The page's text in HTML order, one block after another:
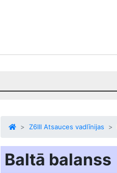
Z6III Atsauces vadlīnijas
Baltā balanss